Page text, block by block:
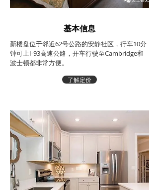
基本信息
新楼盘位于邻近62号公路的安静社区，行车10分
钟可上I-93高速公路，开车行驶至Cambridge和
波士顿都非常方便。
了解定价